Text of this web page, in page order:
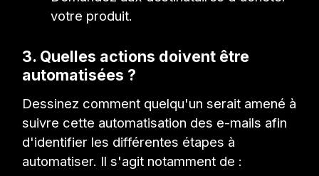
votre produit.
3. Quelles actions doivent être
automatisées ?
Dessinez comment quelqu'un serait amené à
suivre cette automatisation des e-mails afin
d'identifier les différentes étapes à
automatiser. Il s'agit notamment de :